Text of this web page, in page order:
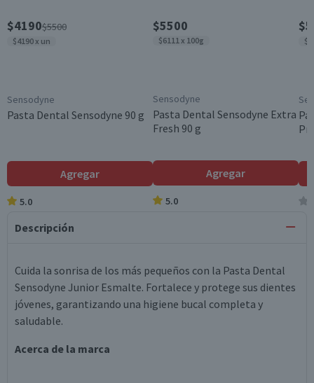
$4190$5500
$4190 x un
Sensodyne
Pasta Dental Sensodyne 90 g
Agregar
5.0
$5500
$6111 x 100g
Sensodyne
Pasta Dental Sensodyne Extra
Fresh 90 g
Agregar
5.0
Descripción
Cuida la sonrisa de los más pequeños con la Pasta Dental
Sensodyne Junior Esmalte. Fortalece y protege sus dientes
jóvenes, garantizando una higiene bucal completa y
saludable.
Acerca de la marca